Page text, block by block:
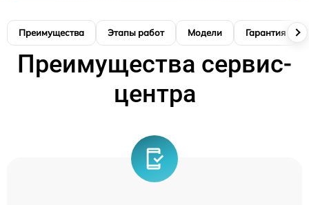
Преимущества Этапы работ Модели Гарантия
Преимущества сервис-
центра